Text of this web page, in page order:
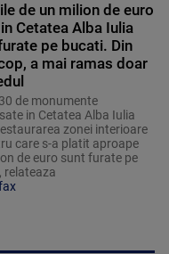
de un milion de euro
Cetatea Alba Iulia
pe bucati. Din
a mai ramas doar
de monumente
in Cetatea Alba Iulia
zonei interioare
care s-a platit aproape
de euro sunt furate pe
relateaza